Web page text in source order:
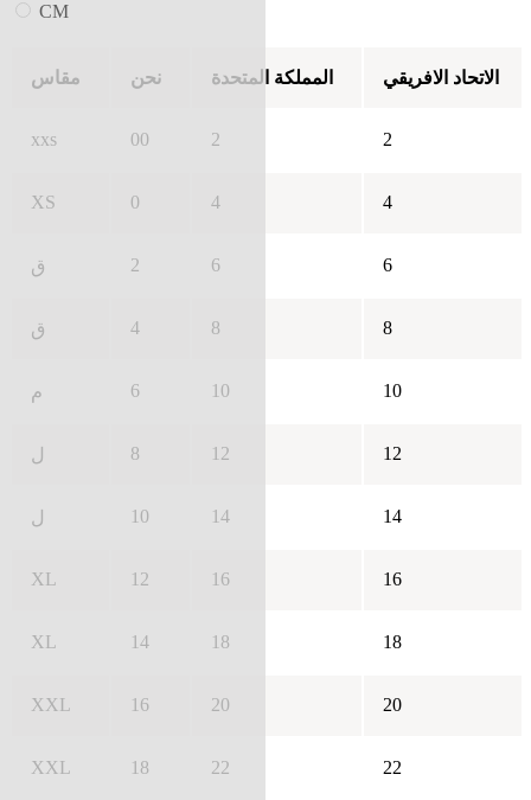
CM
مقاس نحن المملكة المتحدة الاتحاد الافريقي
xxs 00 2 2
XS 0 4 4
ق 2 6 6
ق 4 8 8
م 6 10 10
ل 8 12 12
ل 10 14 14
XL 12 16 16
XL 14 18 18
XXL 16 20 20
XXL 18 22 22